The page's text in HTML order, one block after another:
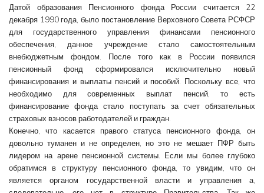
Датой образования Пенсионного фонда России считается 22
декабря 1990 года, было постановление Верховного Совета РСФСР
для государственного управления финансами пенсионного
обеспечения, данное учреждение стало самостоятельным
внебюджетным фондом. После того как в России появился
пенсионный фонд сформировался исключительно новый
финансирования и выплаты пенсий и пособий. Поскольку все, что
необходимо для современных выплат пенсий, то есть
финансирование фонда стало поступать за счет обязательных
страховых взносов работодателей и граждан.
Конечно, что касается правого статуса пенсионного фонда, он
довольно туманен и не определен, но это не мешает ПФР быть
лидером на арене пенсионной системы. Если мы более глубоко
обратимся в структуру пенсионного фонда, то увидим, что он
является органом государственной власти и управления а,